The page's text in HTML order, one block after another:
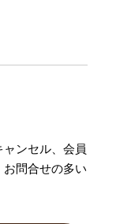
ンセル、会員
問合せの多い